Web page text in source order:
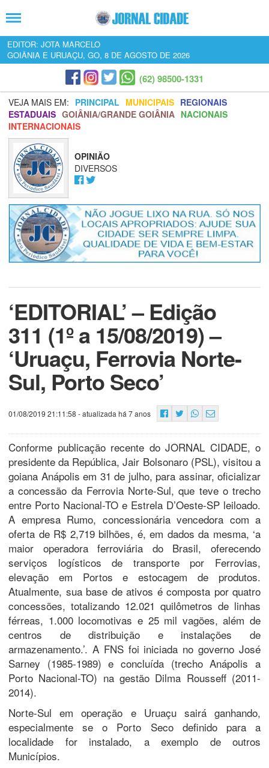
EDITOR: JOTA MARCELO
GOIÂNIA E URUAÇU, GO, 8 DE AGOSTO DE 2026
(62) 98500-1331
VEJA MAIS EM: PRINCIPAL MUNICIPAIS REGIONAIS
ESTADUAIS GOIÂNIA/GRANDE GOIÂNIA NACIONAIS
INTERNACIONAIS
OPINIÃO
DIVERSOS
‘EDITORIAL’ – Edição
311 (1º a 15/08/2019) –
‘Uruaçu, Ferrovia Norte-
Sul, Porto Seco’
01/08/2019 21:11:58 - atualizada há 7 anos
Conforme publicação recente do JORNAL CIDADE, o
presidente da República, Jair Bolsonaro (PSL), visitou a
goiana Anápolis em 31 de julho, para assinar, oficializar
a concessão da Ferrovia Norte-Sul, que teve o trecho
entre Porto Nacional-TO e Estrela D’Oeste-SP leiloado.
A empresa Rumo, concessionária vencedora com a
oferta de R$ 2,719 bilhões, é, em dados da mesma, ‘a
maior operadora ferroviária do Brasil, oferecendo
serviços logísticos de transporte por Ferrovias,
elevação em Portos e estocagem de produtos.
Atualmente, sua base de ativos é composta por quatro
concessões, totalizando 12.021 quilômetros de linhas
férreas, 1.000 locomotivas e 25 mil vagões, além de
centros de distribuição e instalações de
armazenamento.’. A FNS foi iniciada no governo José
Sarney (1985-1989) e concluída (trecho Anápolis a
Porto Nacional-TO) na gestão Dilma Rousseff (2011-
2014).
Norte-Sul em operação e Uruaçu sairá ganhando,
especialmente se o Porto Seco definido para a
localidade for instalado, a exemplo de outros
Municípios.